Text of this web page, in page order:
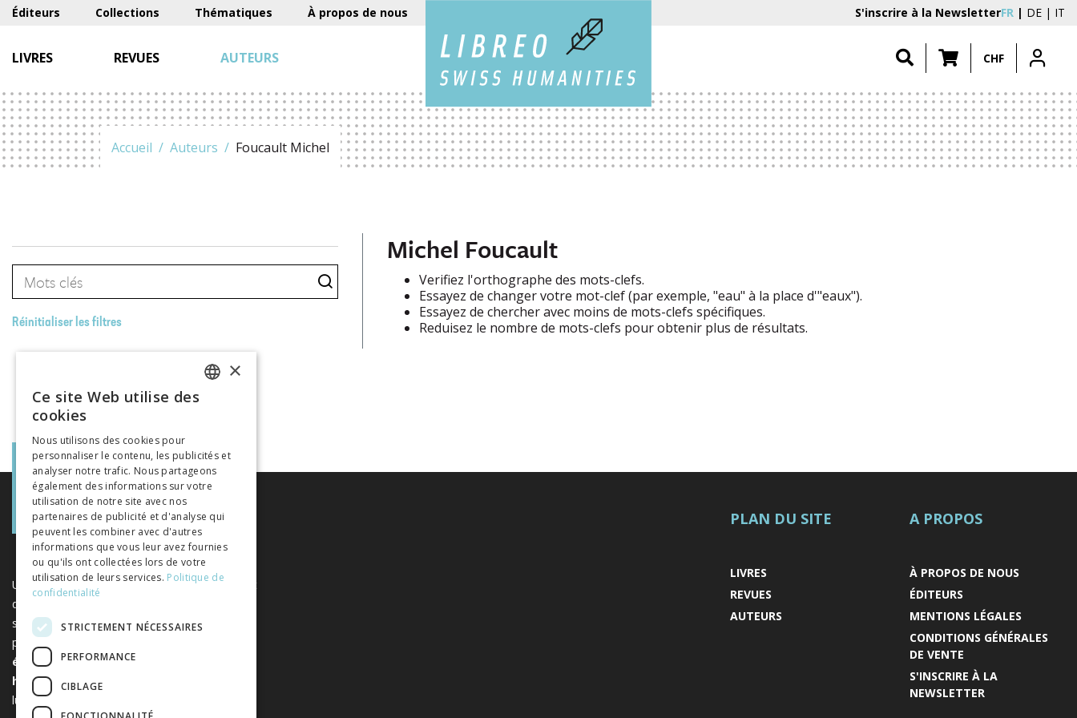
Éditeurs Collections Thématiques À propos de nous S'inscrire à la NewsletterFR DE IT
LIVRES REVUES AUTEURS CHF
Accueil Auteurs Foucault Michel
Réinitialiser les filtres
Michel Foucault
Verifiez l'orthographe des mots-clefs.
Essayez de changer votre mot-clef (par exemple, "eau" à la place d'"eaux").
Essayez de chercher avec moins de mots-clefs spécifiques.
Reduisez le nombre de mots-clefs pour obtenir plus de résultats.
Une plateforme unique regroupant des livres et
des revues publiés par les éditeurs suisses de
sciences humaines et sociales. Libreo.ch est la
propriété de l'
éditeurs de sciences sociales et
humaines. Elle est sans but
lucratif.
PLAN DU SITE
LIVRES
REVUES
AUTEURS
A PROPOS
À PROPOS DE NOUS
ÉDITEURS
MENTIONS LÉGALES
CONDITIONS GÉNÉRALES
DE VENTE
S'INSCRIRE À LA
NEWSLETTER
ITALIAN
×
Ce site Web utilise des
cookies
Nous utilisons des cookies pour
personnaliser le contenu, les publicités et
analyser notre trafic. Nous partageons
également des informations sur votre
utilisation de notre site avec nos
partenaires de publicité et d'analyse qui
peuvent les combiner avec d'autres
informations que vous leur avez fournies
ou qu'ils ont collectées lors de votre
utilisation de leurs services. Politique de
confidentialité
STRICTEMENT NÉCESSAIRES
PERFORMANCE
CIBLAGE